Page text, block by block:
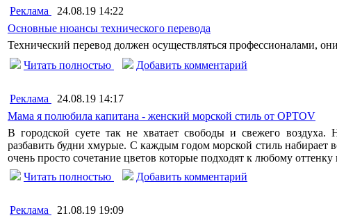
Реклама
24.08.19 14:22
Основные нюансы технического перевода
Технический перевод должен осуществляться профессионалами,
Читать полностью
Добавить комментарий
Реклама
24.08.19 14:17
Мама я полюбила капитана - женский морской стиль от OPTOV
В городской суете так не хватает свободы и свежего
разбавить будни хмурые. С каждым годом морской стиль набирает
очень просто сочетание цветов которые подходят к любому
Читать полностью
Добавить комментарий
Реклама
21.08.19 19:09